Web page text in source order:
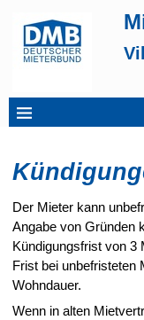
Der Mieter kann
Angabe von Gründen
Kündigungsfrist von 3
Frist bei unbefristeten
Wohndauer.
Wenn in alten